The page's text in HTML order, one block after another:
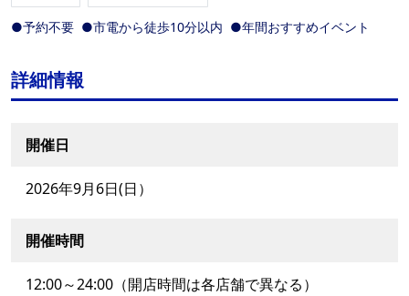
●予約不要 ●市電から徒歩10分以内 ●年間おすすめイベント
詳細情報
開催日
2026年9月6日(日）
開催時間
12:00～24:00（開店時間は各店舗で異なる）